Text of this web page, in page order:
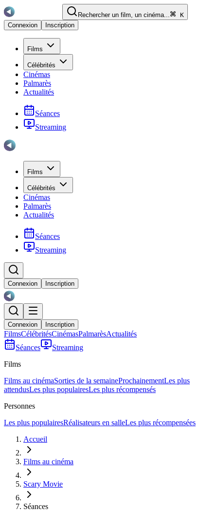
Rechercher un film, un cinéma...
K
Connexion
Inscription
Films
Célébrités
Cinémas
Palmarès
Actualités
Séances
Streaming
Films
Célébrités
Cinémas
Palmarès
Actualités
Séances
Streaming
Connexion Inscription
Connexion Inscription
FilmsCélébritésCinémasPalmarèsActualités
Séances
Streaming
Films
Films au cinémaSorties de la semaineProchainementLes plus
attendusLes plus populairesLes plus récompensés
Personnes
Les plus populairesRéalisateurs en salleLes plus récompensées
Accueil
Films au cinéma
Scary Movie
Séances